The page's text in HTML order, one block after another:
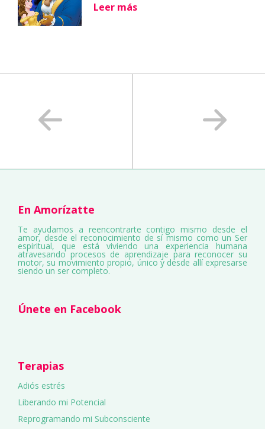
Leer más
En Amorízatte
Te ayudamos a reencontrarte contigo mismo desde el
amor, desde el reconocimiento de sí mismo como un Ser
espiritual, que está viviendo una experiencia humana
atravesando procesos de aprendizaje para reconocer su
motor, su movimiento propio, único y desde allí expresarse
siendo un ser completo.
Únete en Facebook
Terapias
Adiós estrés
Liberando mi Potencial
Reprogramando mi Subconsciente